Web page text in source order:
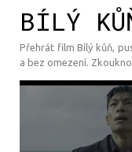
BÍLÝ
Přehrát film Bílý kůň,
a bez omezení.